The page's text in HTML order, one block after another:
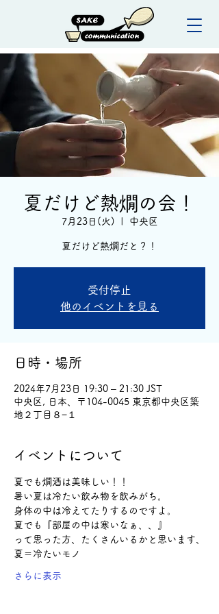
夏だけど熱燗の会！
7月23日(火) 中央区
夏だけど熱燗だと？！
受付停止
他のイベントを見る
日時・場所
2024年7月23日 19:30 – 21:30 JST
中央区, 日本、〒104-0045 東京都中央区築
地２丁目８−１
イベントについて
夏でも燗酒は美味しい！！
暑い夏は冷たい飲み物を飲みがち。
身体の中は冷えてたりするのですよ。
夏でも『部屋の中は寒いなぁ、、』
って思った方、たくさんいるかと思います、
夏＝冷たいモノ
さらに表示